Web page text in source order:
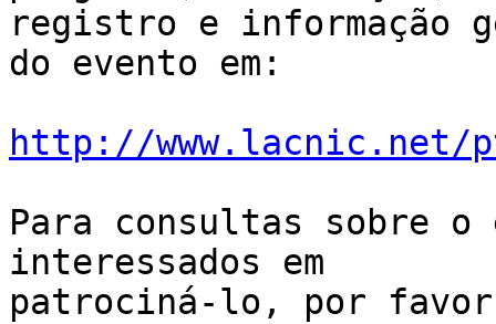
registro e informação
do evento em:
http://www.lacnic.net/
Para consultas sobre o
interessados em
patrociná-lo, por